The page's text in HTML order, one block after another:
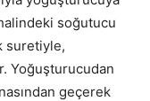
soğutucu
suretiyle,
Yoğuşturucudan
geçerek